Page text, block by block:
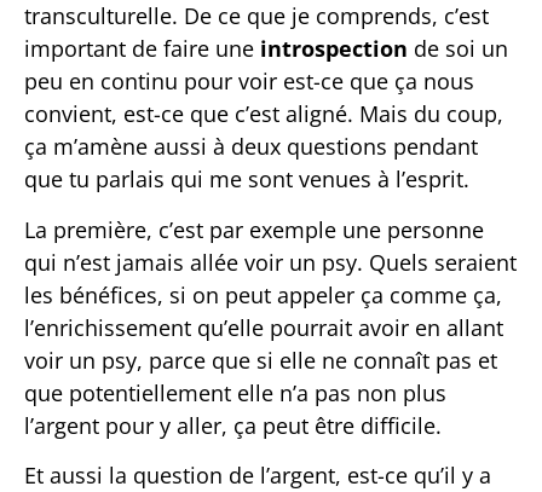
transculturelle. De ce que je comprends, c’est
important de faire une introspection de soi un
peu en continu pour voir est-ce que ça nous
convient, est-ce que c’est aligné. Mais du coup,
ça m’amène aussi à deux questions pendant
que tu parlais qui me sont venues à l’esprit.
La première, c’est par exemple une personne
qui n’est jamais allée voir un psy. Quels seraient
les bénéfices, si on peut appeler ça comme ça,
l’enrichissement qu’elle pourrait avoir en allant
voir un psy, parce que si elle ne connaît pas et
que potentiellement elle n’a pas non plus
l’argent pour y aller, ça peut être difficile.
Et aussi la question de l’argent, est-ce qu’il y a